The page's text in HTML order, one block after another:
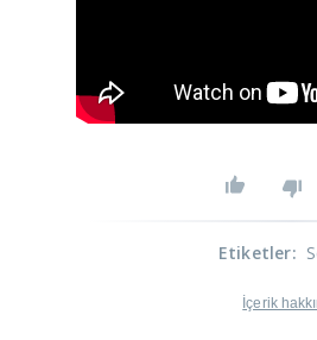
Etiketler:
İçerik